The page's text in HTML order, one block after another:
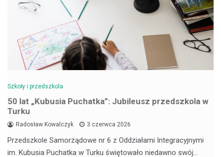
Szkoły i przedszkola
50 lat „Kubusia Puchatka”: Jubileusz przedszkola w
Turku
Radosław Kowalczyk 3 czerwca 2026
Przedszkole Samorządowe nr 6 z Oddziałami Integracyjnymi
im. Kubusia Puchatka w Turku świętowało niedawno swój…